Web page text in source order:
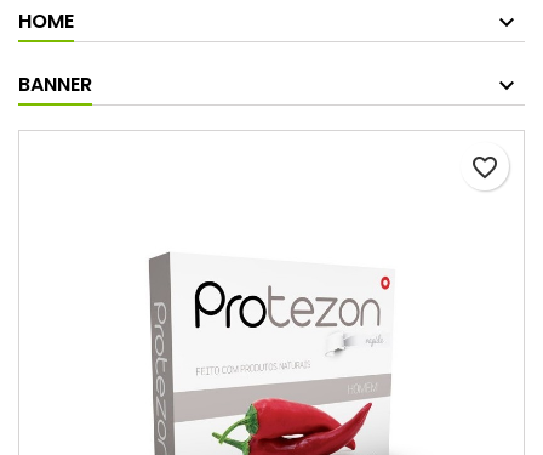
HOME
BANNER
favorite_border